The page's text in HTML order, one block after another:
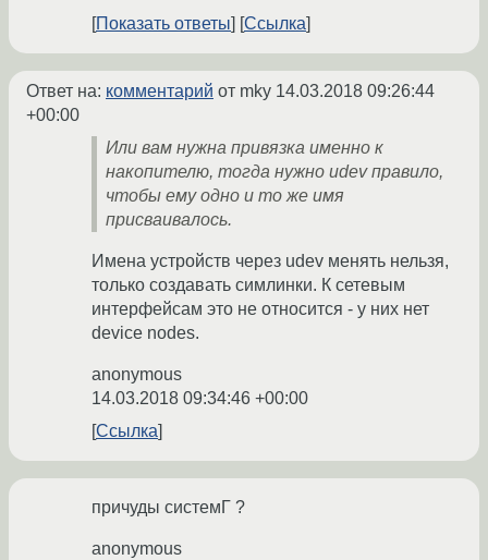
Показать ответы Ссылка
Ответ на: комментарий от mky 14.03.2018 09:26:44
+00:00
Или вам нужна привязка именно к
накопителю, тогда нужно udev правило,
чтобы ему одно и то же имя
присваивалось.
Имена устройств через udev менять нельзя,
только создавать симлинки. К сетевым
интерфейсам это не относится - у них нет
device nodes.
anonymous
14.03.2018 09:34:46 +00:00
Ссылка
причуды системГ ?
anonymous